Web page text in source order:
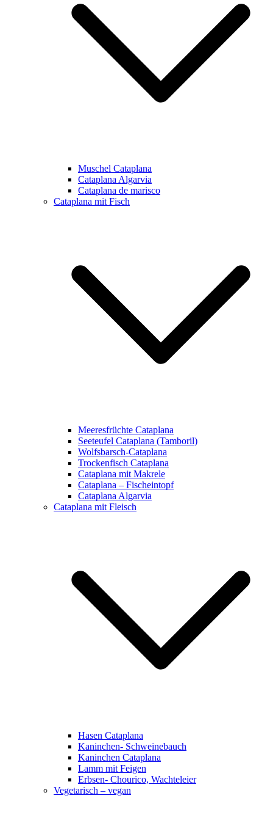
Muschel Cataplana
Cataplana Algarvia
Cataplana de marisco
Cataplana mit Fisch
Meeresfrüchte Cataplana
Seeteufel Cataplana (Tamboril)
Wolfsbarsch-Cataplana
Trockenfisch Cataplana
Cataplana mit Makrele
Cataplana – Fischeintopf
Cataplana Algarvia
Cataplana mit Fleisch
Hasen Cataplana
Kaninchen- Schweinebauch
Kaninchen Cataplana
Lamm mit Feigen
Erbsen- Chourico, Wachteleier
Vegetarisch – vegan